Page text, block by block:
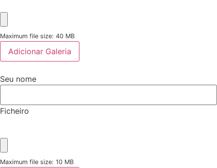
Maximum file size: 40 MB
Adicionar Galeria
Seu nome
Ficheiro
Maximum file size: 10 MB